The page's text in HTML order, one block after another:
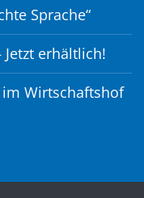
Sprache“
Jetzt erhältlich!
Wirtschaftshof